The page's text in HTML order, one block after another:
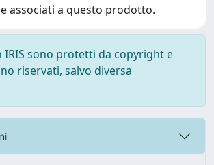
associati a questo prodotto.
IRIS sono protetti da copyright e
riservati, salvo diversa